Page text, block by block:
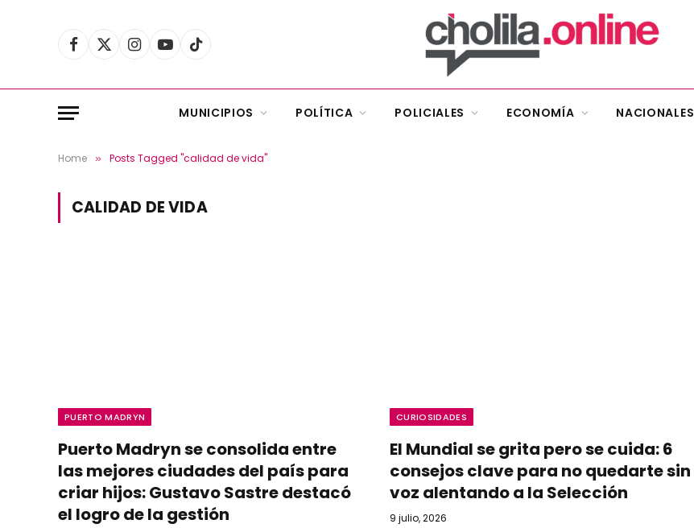
Facebook
X
Instagram
YouTubeTikTok
MUNICIPIOS POLÍTICA POLICIALES ECONOMÍA NACIONALES
Home » Posts Tagged "calidad de vida"
CALIDAD DE VIDA
PUERTO MADRYN
Puerto Madryn se consolida entre
las mejores ciudades del país para
criar hijos: Gustavo Sastre destacó
el logro de la gestión
CURIOSIDADES
El Mundial se grita pero se cuida: 6
consejos clave para no quedarte sin
voz alentando a la Selección
9 julio, 2026